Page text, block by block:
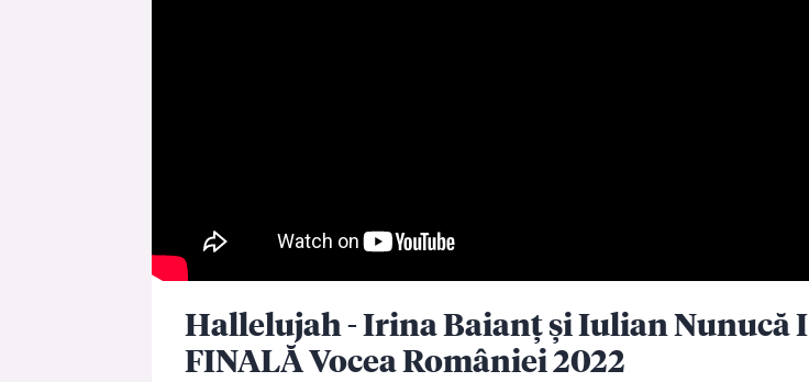
Hallelujah - Irina Baianț și Iulian Nunucă I
FINALĂ Vocea României 2022